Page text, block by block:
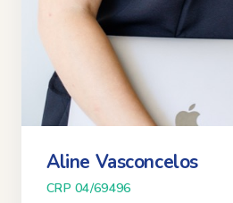
Aline Vasconcelos
CRP 04/69496